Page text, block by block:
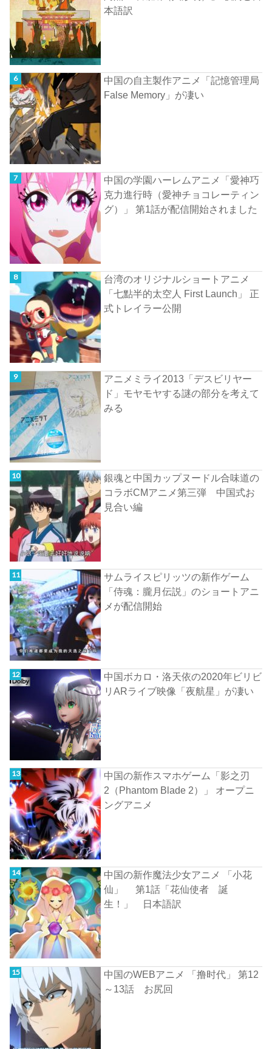
本語訳
中国の自主製作アニメ「記憶管理局
False Memory」が凄い
中国の学園ハーレムアニメ「愛神巧
克力進行時（愛神チョコレーティン
グ）」 第1話が配信開始されました
台湾のオリジナルショートアニメ
「七點半的太空人 First Launch」 正
式トレイラー公開
アニメミライ2013「デスビリヤー
ド」モヤモヤする謎の部分を考えて
みる
銀魂と中国カップヌードル合味道の
コラボCMアニメ第三弾 中国式お
見合い編
サムライスピリッツの新作ゲーム
「侍魂：朧月伝説」のショートアニ
メが配信開始
中国ボカロ・洛天依の2020年ビリビ
リARライブ映像「夜航星」が凄い
中国の新作スマホゲーム「影之刃
2（Phantom Blade 2）」 オープニ
ングアニメ
中国の新作魔法少女アニメ 「小花
仙」 第1話「花仙使者 誕
生！」 日本語訳
中国のWEBアニメ 「撸时代」 第12
～13話 お尻回